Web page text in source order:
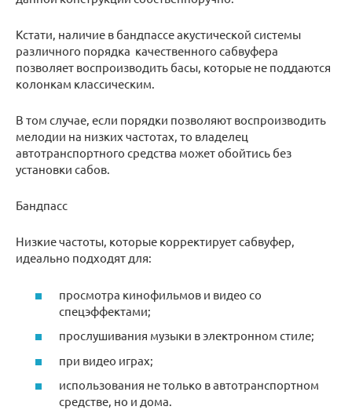
Кстати, наличие в бандпассе акустической системы
различного порядка качественного сабвуфера
позволяет воспроизводить басы, которые не поддаются
колонкам классическим.
В том случае, если порядки позволяют воспроизводить
мелодии на низких частотах, то владелец
автотранспортного средства может обойтись без
установки сабов.
Бандпасс
Низкие частоты, которые корректирует сабвуфер,
идеально подходят для:
просмотра кинофильмов и видео со
спецэффектами;
прослушивания музыки в электронном стиле;
при видео играх;
использования не только в автотранспортном
средстве, но и дома.